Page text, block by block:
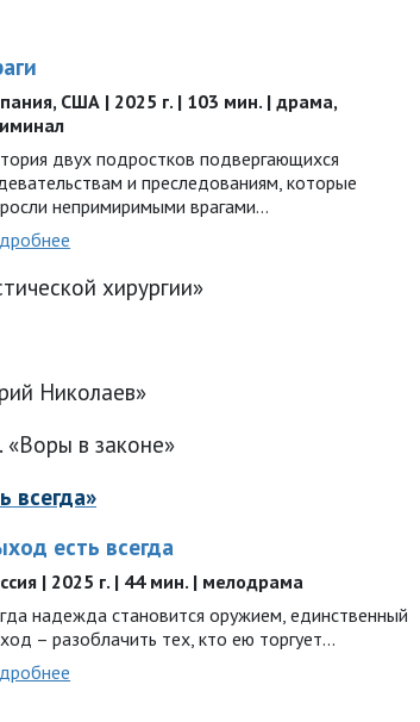
США | 2025 г. | 103 мин. | драма,
двух подростков подвергающихся
и преследованиям, которые
непримиримыми врагами…
хирургии»
Николаев»
«Воры в законе»
всегда»
есть всегда
| 2025 г. | 44 мин. | мелодрама
надежда становится оружием, единственный
– разоблачить тех, кто ею торгует…